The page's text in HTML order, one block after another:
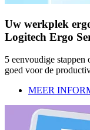
Uw werkplek
Logitech Ergo
5 eenvoudige
goed voor de
MEER